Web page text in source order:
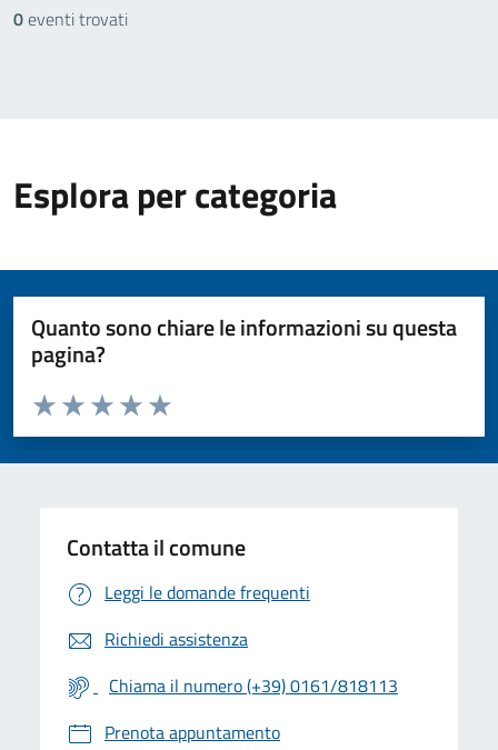
0eventi trovati
Esplora per categoria
Quanto sono chiare le informazioni su questa
pagina?
Valuta da 1 a 5 stelle la pagina
Valuta 5 stelle su 5
Valuta 4 stelle su 5
Valuta 3 stelle su 5
Valuta 2 stelle su 5
Valuta 1 stelle su 5
Contatta il comune
Leggi le domande frequenti
Richiedi assistenza
Chiama il numero (+39) 0161/818113
Prenota appuntamento